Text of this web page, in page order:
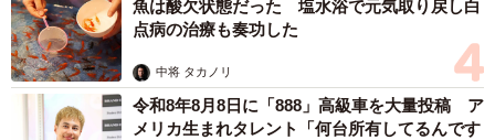
魚は酸欠状態だった 塩水浴で元気取り戻し白
点病の治療も奏功した
中将 タカノリ
令和8年8月8日に「888」高級車を大量投稿 ア
メリカ生まれタレント「何台所有してるんです